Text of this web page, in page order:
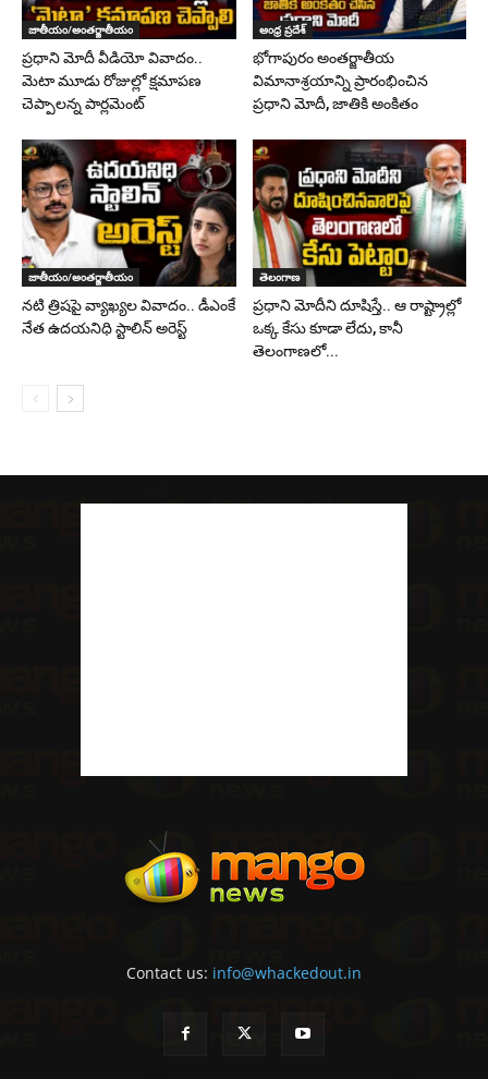
జాతీయం/అంతర్జాతీయం
ప్రధాని మోదీ వీడియో వివాదం..
మెటా మూడు రోజుల్లో క్షమాపణ
చెప్పాలన్న పార్లమెంట్
ఆంధ్ర ప్రదేశ్
భోగాపురం అంతర్జాతీయ
విమానాశ్రయాన్ని ప్రారంభించిన
ప్రధాని మోదీ, జాతికి అంకితం
జాతీయం/అంతర్జాతీయం
నటి త్రిషపై వ్యాఖ్యల వివాదం.. డీఎంకే
నేత ఉదయనిధి స్టాలిన్‌ అరెస్ట్
తెలంగాణ
ప్రధాని మోదీని దూషిస్తే.. ఆ రాష్ట్రాల్లో
ఒక్క కేసు కూడా లేదు, కానీ
తెలంగాణలో...
Contact us: info@whackedout.in